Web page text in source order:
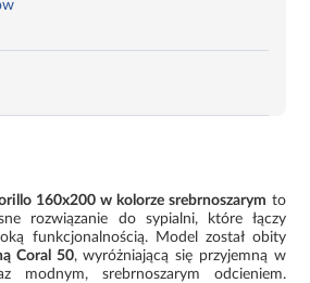
160x200 w kolorze srebrnoszarym to
rozwiązanie do sypialni, które łączy
funkcjonalnością. Model został obity
Coral 50, wyróżniającą się przyjemną w
modnym, srebrnoszarym odcieniem.